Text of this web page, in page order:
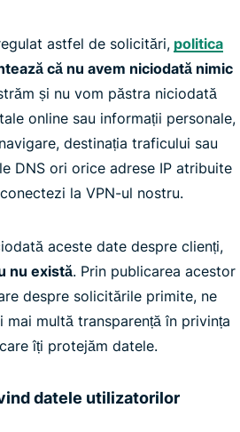
astfel de solicitări, politica
că nu avem niciodată nimic
și nu vom păstra niciodată
online sau informații personale,
destinația traficului sau
DNS ori orice adrese IP atribuite
la VPN-ul nostru.
aceste date despre clienți,
nu există. Prin publicarea acestor
despre solicitările primite, ne
mai multă transparență în privința
îți protejăm datele.
datele utilizatorilor